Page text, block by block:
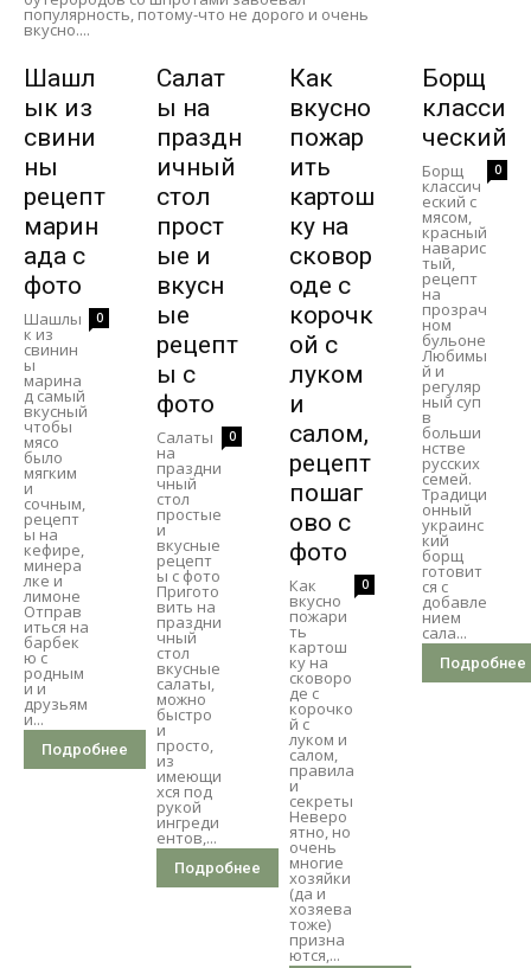
популярность, потому-что не дорого и очень
вкусно....
Шашл
ык из
свини
ны
рецепт
марин
ада с
фото
0
Шашлы
к из
свинин
ы
марина
д самый
вкусный
чтобы
мясо
было
мягким
и
сочным,
рецепт
ы на
кефире,
минера
лке и
лимоне
Отправ
иться на
барбек
ю с
родным
и и
друзьям
и...
Подробнее
Салат
ы на
праздн
ичный
стол
прост
ые и
вкусн
ые
рецепт
ы с
фото
0
Салаты
на
праздни
чный
стол
простые
и
вкусные
рецепт
ы с фото
Пригото
вить на
праздни
чный
стол
вкусные
салаты,
можно
быстро
и
просто,
из
имеющи
хся под
рукой
ингреди
ентов,...
Подробнее
Как
вкусно
пожар
ить
картош
ку на
сковор
оде с
корочк
ой с
луком
и
салом,
рецепт
пошаг
ово с
фото
0
Как
вкусно
пожари
ть
картош
ку на
сковоро
де с
корочко
й с
луком и
салом,
правила
и
секреты
Неверо
ятно, но
очень
многие
хозяйки
(да и
хозяева
тоже)
призна
ются,...
Борщ
класси
ческий
0
Борщ
классич
еский с
мясом,
красный
наварис
тый,
рецепт
на
прозрач
ном
бульоне
Любимы
й и
регуляр
ный суп
в
больши
нстве
русских
семей.
Традици
онный
украинс
кий
борщ
готовит
ся с
добавле
нием
сала...
Подробнее